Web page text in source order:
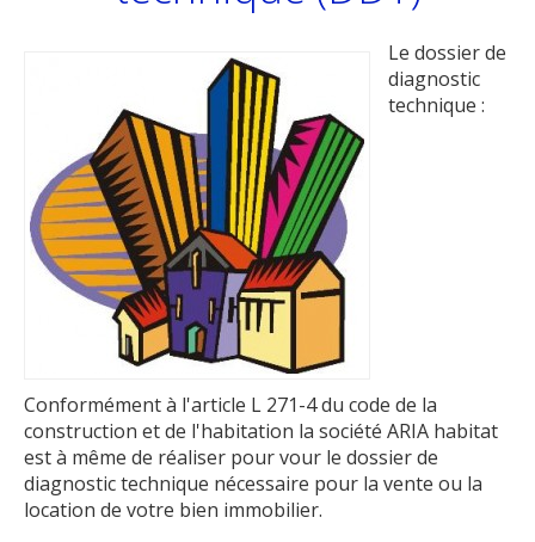
Le dossier de
diagnostic
technique :
Conformément à l'article L 271-4 du code de la
construction et de l'habitation la société ARIA habitat
est à même de réaliser pour vour le dossier de
diagnostic technique nécessaire pour la vente ou la
location de votre bien immobilier.